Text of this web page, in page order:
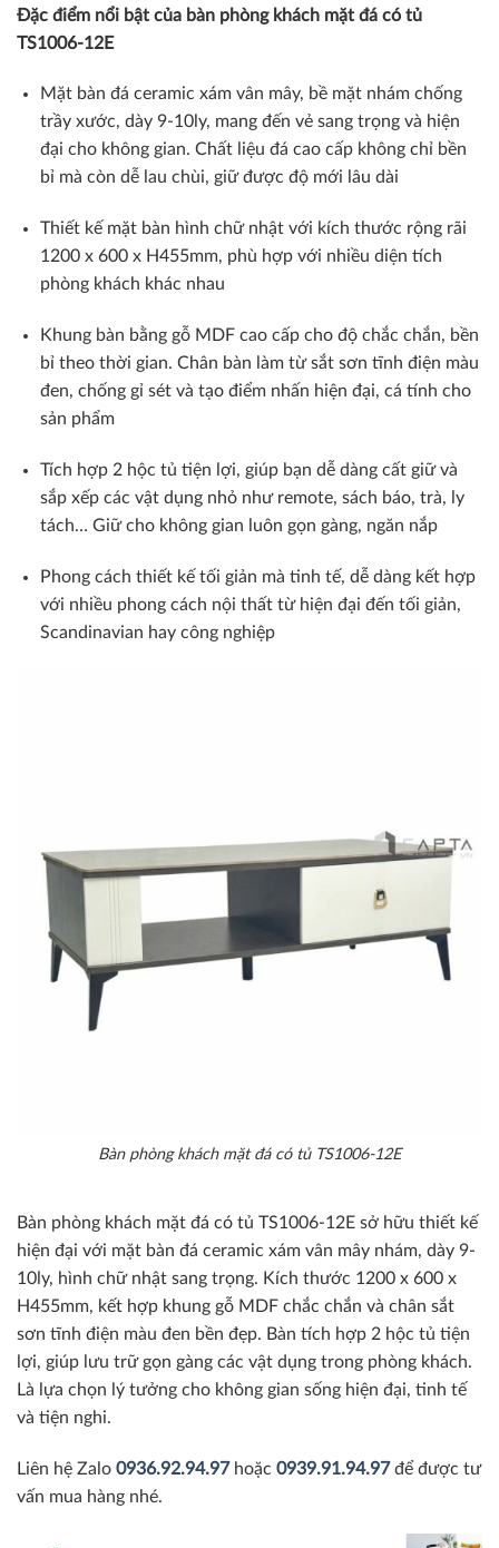
Đặc điểm nổi bật của bàn phòng khách mặt đá có tủ
TS1006-12E
Mặt bàn đá ceramic xám vân mây, bề mặt nhám chống
trầy xước, dày 9-10ly, mang đến vẻ sang trọng và hiện
đại cho không gian. Chất liệu đá cao cấp không chỉ bền
bỉ mà còn dễ lau chùi, giữ được độ mới lâu dài
Thiết kế mặt bàn hình chữ nhật với kích thước rộng rãi
1200 x 600 x H455mm, phù hợp với nhiều diện tích
phòng khách khác nhau
Khung bàn bằng gỗ MDF cao cấp cho độ chắc chắn, bền
bỉ theo thời gian. Chân bàn làm từ sắt sơn tĩnh điện màu
đen, chống gỉ sét và tạo điểm nhấn hiện đại, cá tính cho
sản phẩm
Tích hợp 2 hộc tủ tiện lợi, giúp bạn dễ dàng cất giữ và
sắp xếp các vật dụng nhỏ như remote, sách báo, trà, ly
tách… Giữ cho không gian luôn gọn gàng, ngăn nắp
Phong cách thiết kế tối giản mà tinh tế, dễ dàng kết hợp
với nhiều phong cách nội thất từ hiện đại đến tối giản,
Scandinavian hay công nghiệp
Bàn phòng khách mặt đá có tủ TS1006-12E
Bàn phòng khách mặt đá có tủ TS1006-12E sở hữu thiết kế
hiện đại với mặt bàn đá ceramic xám vân mây nhám, dày 9-
10ly, hình chữ nhật sang trọng. Kích thước 1200 x 600 x
H455mm, kết hợp khung gỗ MDF chắc chắn và chân sắt
sơn tĩnh điện màu đen bền đẹp. Bàn tích hợp 2 hộc tủ tiện
lợi, giúp lưu trữ gọn gàng các vật dụng trong phòng khách.
Là lựa chọn lý tưởng cho không gian sống hiện đại, tinh tế
và tiện nghi.
Liên hệ Zalo 0936.92.94.97hoặc 0939.91.94.97để được tư
vấn mua hàng nhé.